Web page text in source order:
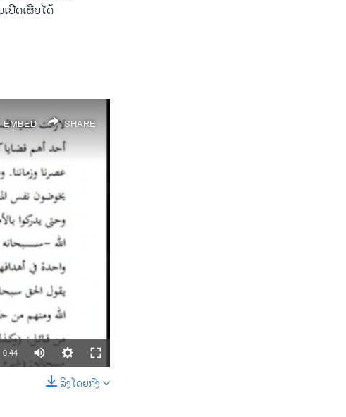
ປີດ​ເຜີຍ​ໄດ້
EMBED SHARE
SHARE
0:44
ລິງໂດຍກົງ